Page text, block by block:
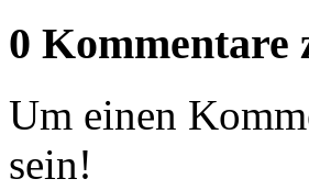
0 Kommentare
Um einen
sein!